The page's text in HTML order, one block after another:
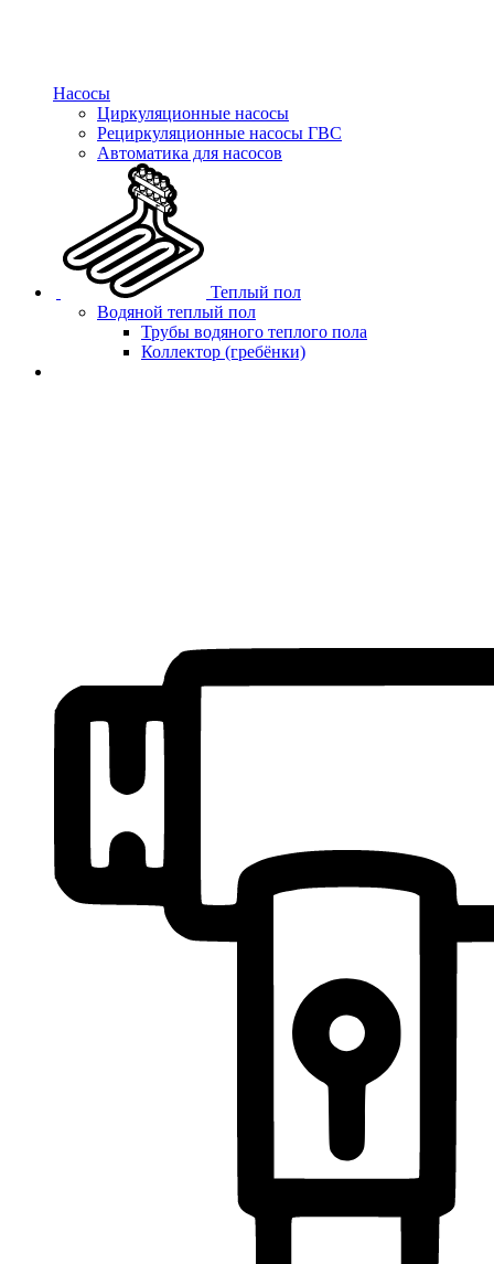
Насосы
Циркуляционные насосы
Рециркуляционные насосы ГВС
Автоматика для насосов
Теплый пол
Водяной теплый пол
Трубы водяного теплого пола
Коллектор (гребёнки)